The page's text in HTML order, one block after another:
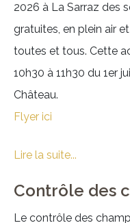
2026 à La Sarraz des
gratuites, en plein air
toutes et tous. Cette
10h30 à 11h30 du 1er
Château.
Flyer ici
Lire la suite...
Contrôle des
Le contrôle des